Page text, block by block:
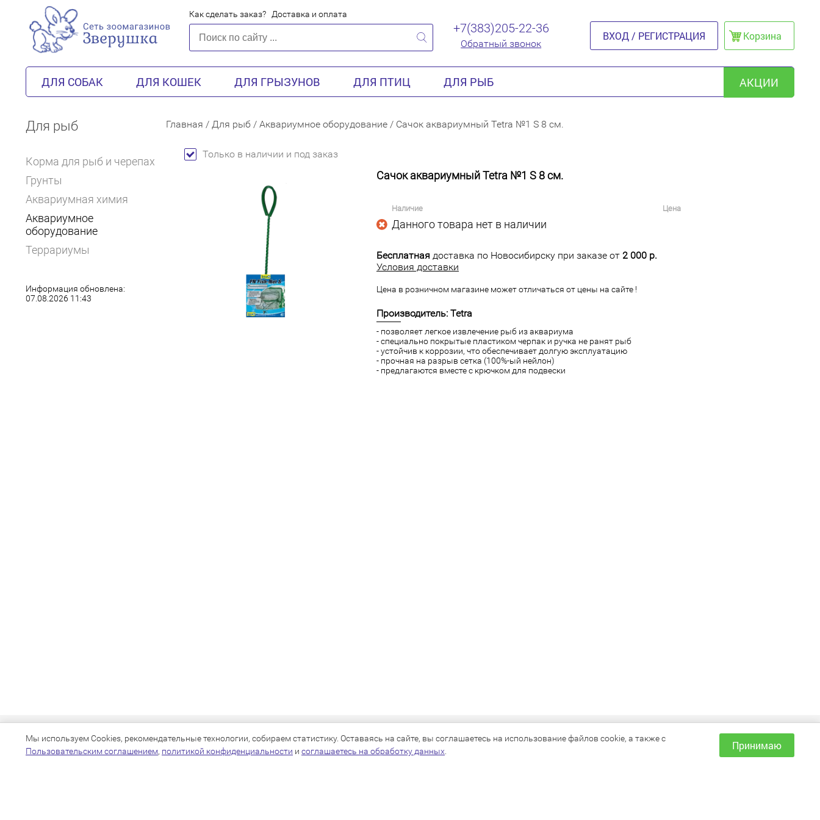
Как сделать заказ? Доставка и оплата
+7(383)205-22-36
Обратный звонок
ВХОД / РЕГИСТРАЦИЯ Корзина
ДЛЯ СОБАК ДЛЯ КОШЕК ДЛЯ ГРЫЗУНОВ ДЛЯ ПТИЦ ДЛЯ РЫБ АКЦИИ
Для рыб
Корма для рыб и черепах
Грунты
Аквариумная химия
Аквариумное
оборудование
Террариумы
Информация обновлена:
07.08.2026 11:43
Главная / Для рыб / Аквариумное оборудование / Сачок аквариумный Tetra №1 S 8 см.
Только в наличии и под заказ
Сачок аквариумный Tetra №1 S 8 см.
Наличие Цена
Данного товара нет в наличии
Бесплатная доставка по Новосибирску при заказе от 2 000 р.
Условия доставки
Цена в розничном магазине может отличаться от цены на сайте !
Производитель: Tetra
- позволяет легкое извлечение рыб из аквариума
- специально покрытые пластиком черпак и ручка не ранят рыб
- устойчив к коррозии, что обеспечивает долгую эксплуатацию
- прочная на разрыв сетка (100%-ый нейлон)
- предлагаются вместе с крючком для подвески
КАТАЛОГ
Для собак
ИНФОРМАЦИЯ
Как сделать заказ?
Мы используем Cookies, рекомендательные технологии, собираем статистику. Оставаясь на сайте, вы соглашаетесь на использование файлов cookie, а также с
Пользовательским соглашением, политикой конфиденциальности и соглашаетесь на обработку данных Принимаю